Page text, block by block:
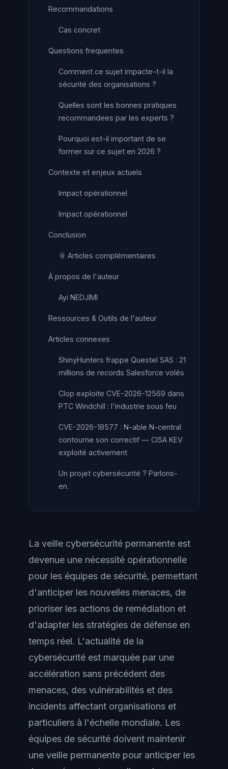
Recommandations
Cas concret
Questions frequentes
Comment ce sujet impacte-t-il la
sécurité des organisations ?
Quelles sont les bonnes pratiques
recommandees par les experts ?
Pourquoi est-il important de se
former sur ce sujet en 2026 ?
Contexte et enjeux actuels
Impact opérationnel
Impact opérationnel
Conclusion
📎 Articles complémentaires
À propos de l'auteur
Ayi NEDJIMI
Ressources & Outils de l'auteur
Articles connexes
ShinyHunters frappe Questel SAS : 21
millions de records Salesforce volés
Clop exploite CVE-2026-12569 dans
PTC Windchill : l'industrie sous feu
CVE-2026-18577 : N-able N-central
contourne son correctif — CISA KEV
exploité activement
Un projet cybersécurité ? Parlons-
en.
La veille cybersécurité permanente est
devenue une nécessité opérationnelle
pour les équipes de sécurité, permettant
d'anticiper les nouvelles menaces, de
prioriser les actions de remédiation et
d'adapter les stratégies de défense en
temps réel. L'actualité de la
cybersécurité est marquée par une
accélération sans précédent des
menaces, des vulnérabilités et des
incidents affectant organisations et
particuliers à l'échelle mondiale. Les
équipes de sécurité doivent maintenir
une veille permanente pour anticiper les